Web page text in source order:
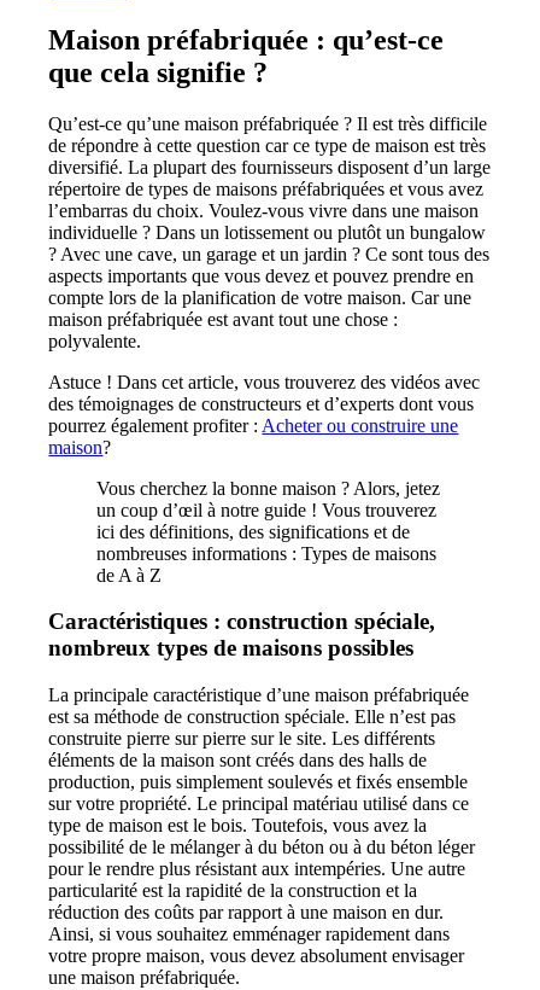
Maison préfabriquée : qu’est-ce
que cela signifie ?
Qu’est-ce qu’une maison préfabriquée ? Il est très difficile
de répondre à cette question car ce type de maison est très
diversifié. La plupart des fournisseurs disposent d’un large
répertoire de types de maisons préfabriquées et vous avez
l’embarras du choix. Voulez-vous vivre dans une maison
individuelle ? Dans un lotissement ou plutôt un bungalow
? Avec une cave, un garage et un jardin ? Ce sont tous des
aspects importants que vous devez et pouvez prendre en
compte lors de la planification de votre maison. Car une
maison préfabriquée est avant tout une chose :
polyvalente.
Astuce ! Dans cet article, vous trouverez des vidéos avec
des témoignages de constructeurs et d’experts dont vous
pourrez également profiter : Acheter ou construire une
maison?
Vous cherchez la bonne maison ? Alors, jetez
un coup d’œil à notre guide ! Vous trouverez
ici des définitions, des significations et de
nombreuses informations :Types de maisons
de A à Z
Caractéristiques : construction spéciale,
nombreux types de maisons possibles
La principale caractéristique d’une maison préfabriquée
est sa méthode de construction spéciale. Elle n’est pas
construite pierre sur pierre sur le site. Les différents
éléments de la maison sont créés dans des halls de
production, puis simplement soulevés et fixés ensemble
sur votre propriété. Le principal matériau utilisé dans ce
type de maison est le bois. Toutefois, vous avez la
possibilité de le mélanger à du béton ou à du béton léger
pour le rendre plus résistant aux intempéries. Une autre
particularité est la rapidité de la construction et la
réduction des coûts par rapport à une maison en dur.
Ainsi, si vous souhaitez emménager rapidement dans
votre propre maison, vous devez absolument envisager
une maison préfabriquée.